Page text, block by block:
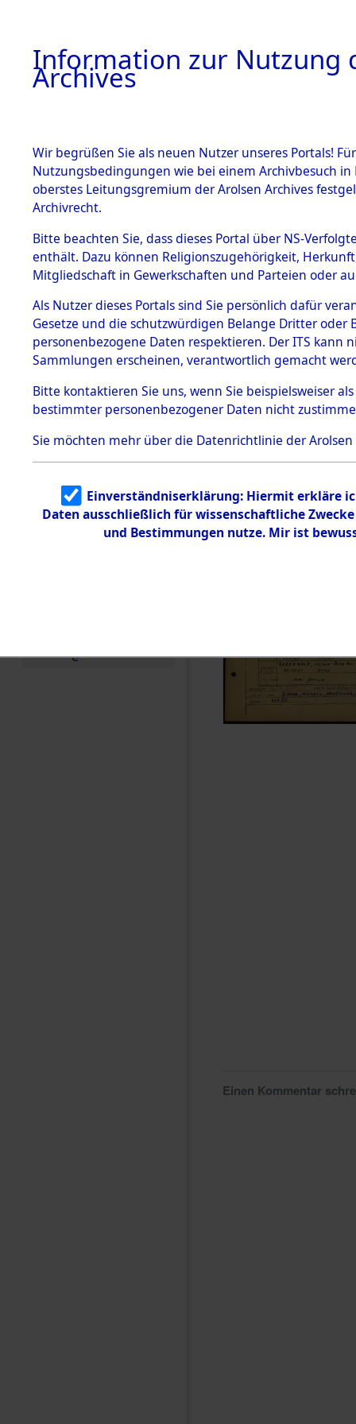
BESTÄNDE
1.
mente
5. Verschiedenes
5.3
Todesmärsche
5.3.1 Alliierte
Erhebungen
zu
Todesmärsch
en
5.3.2
Identifizierun
g
5.3.3
Todesmärsch
e
Dead -
Branch -
0011
Einen Kommentar
Information zur Nutzung
Archives
Wir begrüßen Sie als neuen Nutzer unseres Portals!
Nutzungsbedingungen wie bei einem Archivbesuch
oberstes Leitungsgremium der Arolsen Archives
Archivrecht.
Bitte beachten Sie, dass dieses Portal über NS-
enthält. Dazu können Religionszugehörigkeit,
Mitgliedschaft in Gewerkschaften und Parteien oder
Als Nutzer dieses Portals sind Sie persönlich dafür
Gesetze und die schutzwürdigen Belange Dritter
personenbezogene Daten respektieren. Der ITS
Sammlungen erscheinen, verantwortlich gemacht
Bitte kontaktieren Sie uns, wenn Sie beispielsweiser
bestimmter personenbezogener Daten nicht
Sie möchten mehr über die Datenrichtlinie der Arolsen
Einverständniserklärung: Hiermit erkläre
Daten ausschließlich für wissenschaftliche
und Bestimmungen nutze. Mir ist